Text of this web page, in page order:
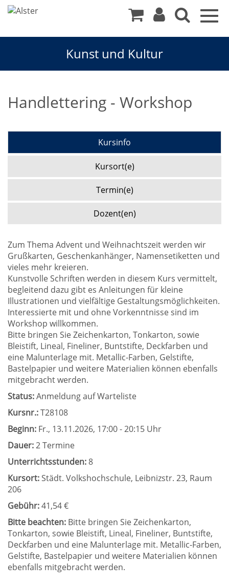
Kunst und Kultur
Handlettering - Workshop
Kursinfo
Kursort(e)
Termin(e)
Dozent(en)
Zum Thema Advent und Weihnachtszeit werden wir
Grußkarten, Geschenkanhänger, Namensetiketten und
vieles mehr kreieren.
Kunstvolle Schriften werden in diesem Kurs vermittelt,
begleitend dazu gibt es Anleitungen für kleine
Illustrationen und vielfältige Gestaltungsmöglichkeiten.
Interessierte mit und ohne Vorkenntnisse sind im
Workshop willkommen.
Bitte bringen Sie Zeichenkarton, Tonkarton, sowie
Bleistift, Lineal, Fineliner, Buntstifte, Deckfarben und
eine Malunterlage mit. Metallic-Farben, Gelstifte,
Bastelpapier und weitere Materialien können ebenfalls
mitgebracht werden.
Status:Anmeldung auf Warteliste
Kursnr.:T28108
Beginn: Fr., 13.11.2026, 17:00 - 20:15 Uhr
Dauer:2 Termine
Unterrichtsstunden:8
Kursort:Städt. Volkshochschule, Leibnizstr. 23, Raum
206
Gebühr:41,54 €
Bitte beachten: Bitte bringen Sie Zeichenkarton,
Tonkarton, sowie Bleistift, Lineal, Fineliner, Buntstifte,
Deckfarben und eine Malunterlage mit. Metallic-Farben,
Gelstifte, Bastelpapier und weitere Materialien können
ebenfalls mitgebracht werden.